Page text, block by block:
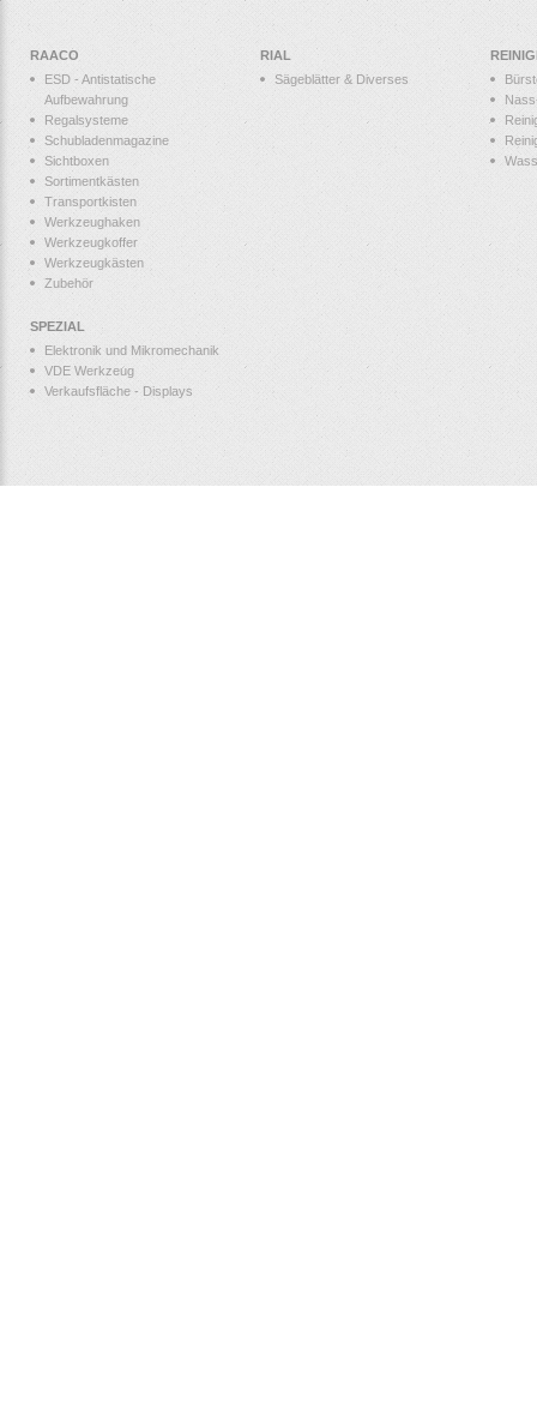
RAACO
ESD - Antistatische
Aufbewahrung
Regalsysteme
Schubladenmagazine
Sichtboxen
Sortimentkästen
Transportkisten
Werkzeughaken
Werkzeugkoffer
Werkzeugkästen
Zubehör
RIAL
Sägeblätter & Diverses
SPEZIAL
Elektronik und Mikromechanik
VDE Werkzeug
Verkaufsfläche - Displays